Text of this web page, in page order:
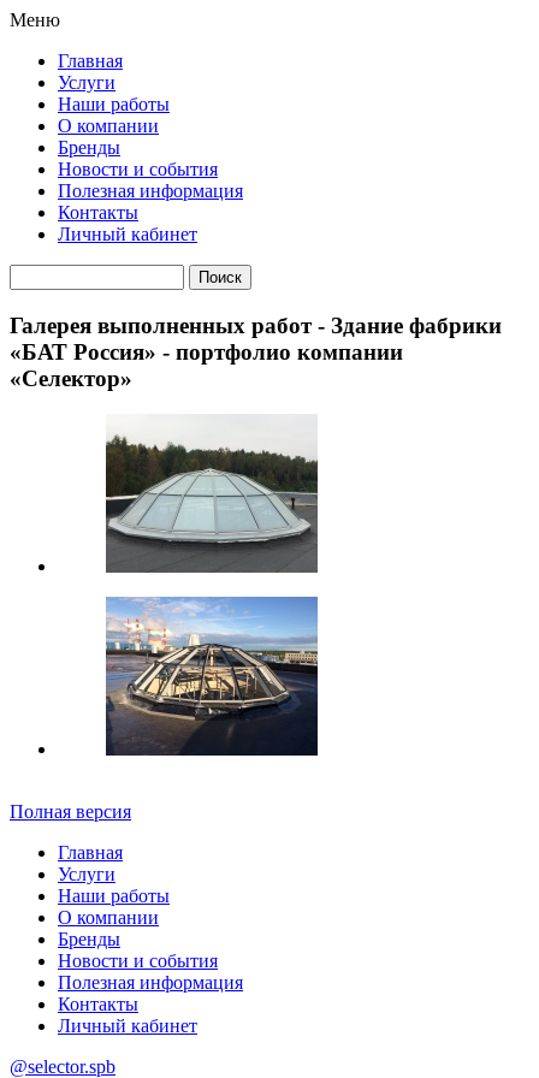
Меню
Главная
Услуги
Наши работы
О компании
Бренды
Новости и события
Полезная информация
Контакты
Личный кабинет
Галерея выполненных работ - Здание фабрики
«БАТ Россия» - портфолио компании
«Селектор»
Полная версия
Главная
Услуги
Наши работы
О компании
Бренды
Новости и события
Полезная информация
Контакты
Личный кабинет
@selector.spb